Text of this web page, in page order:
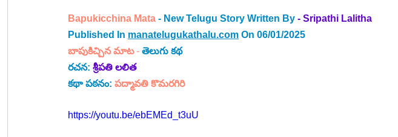
Bapukicchina Mata - New Telugu Story Written By - Sripathi Lalitha
Published In manatelugukathalu.com On 06/01/2025
బాపుకిచ్చిన మాట - తెలుగు కథ
రచన: శ్రీపతి లలిత
కథా పఠనం: పద్మావతి కొమరగిరి
https://youtu.be/ebEMEd_t3uU